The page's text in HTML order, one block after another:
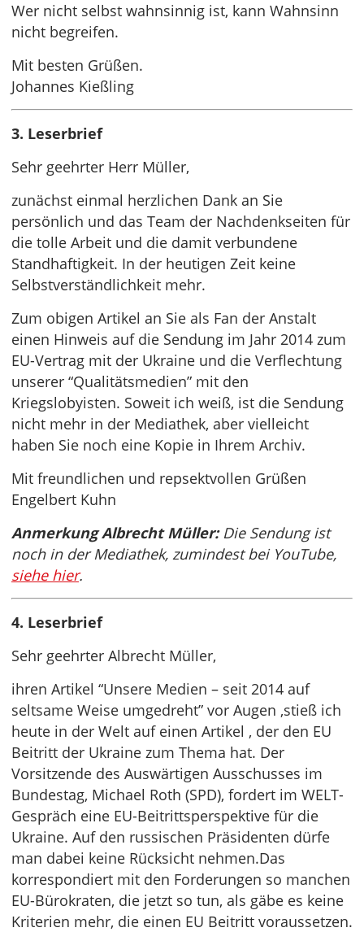
Wer nicht selbst wahnsinnig ist, kann Wahnsinn
nicht begreifen.
Mit besten Grüßen.
Johannes Kießling
3. Leserbrief
Sehr geehrter Herr Müller,
zunächst einmal herzlichen Dank an Sie
persönlich und das Team der Nachdenkseiten für
die tolle Arbeit und die damit verbundene
Standhaftigkeit. In der heutigen Zeit keine
Selbstverständlichkeit mehr.
Zum obigen Artikel an Sie als Fan der Anstalt
einen Hinweis auf die Sendung im Jahr 2014 zum
EU-Vertrag mit der Ukraine und die Verflechtung
unserer “Qualitätsmedien” mit den
Kriegslobyisten. Soweit ich weiß, ist die Sendung
nicht mehr in der Mediathek, aber vielleicht
haben Sie noch eine Kopie in Ihrem Archiv.
Mit freundlichen und repsektvollen Grüßen
Engelbert Kuhn
Anmerkung Albrecht Müller:Die Sendung ist
noch in der Mediathek, zumindest bei YouTube,
siehe hier.
4. Leserbrief
Sehr geehrter Albrecht Müller,
ihren Artikel “Unsere Medien – seit 2014 auf
seltsame Weise umgedreht” vor Augen ,stieß ich
heute in der Welt auf einen Artikel , der den EU
Beitritt der Ukraine zum Thema hat. Der
Vorsitzende des Auswärtigen Ausschusses im
Bundestag, Michael Roth (SPD), fordert im WELT-
Gespräch eine EU-Beitrittsperspektive für die
Ukraine. Auf den russischen Präsidenten dürfe
man dabei keine Rücksicht nehmen.Das
korrespondiert mit den Forderungen so manchen
EU-Bürokraten, die jetzt so tun, als gäbe es keine
Kriterien mehr, die einen EU Beitritt voraussetzen.